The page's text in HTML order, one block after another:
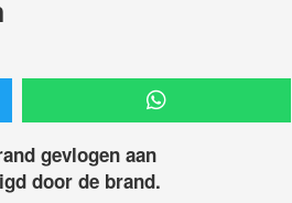
gevlogen aan
door de brand.